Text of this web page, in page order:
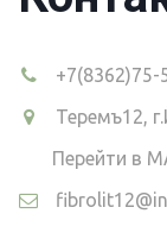
+7(8362)75-
Теремъ12,
Перейти в